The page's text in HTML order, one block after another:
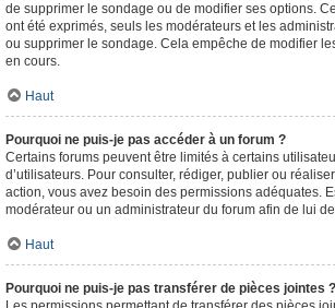
de supprimer le sondage ou de modifier ses options.
ont été exprimés, seuls les modérateurs et les
ou supprimer le sondage. Cela empêche de modifier
en cours.
Haut
Pourquoi ne puis-je pas accéder à un forum ?
Certains forums peuvent être limités à certains
d’utilisateurs. Pour consulter, rédiger, publier ou
action, vous avez besoin des permissions adéquates.
modérateur ou un administrateur du forum afin de lui
Haut
Pourquoi ne puis-je pas transférer de pièces jointes ?